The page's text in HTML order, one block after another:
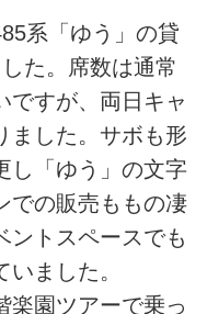
系「ゆう」の貸
た。席数は通常
ですが、両日キャ
ました。サボも形
し「ゆう」の文字
での販売ももの凄
ントスペースでも
ました。
楽園ツアーで乗っ